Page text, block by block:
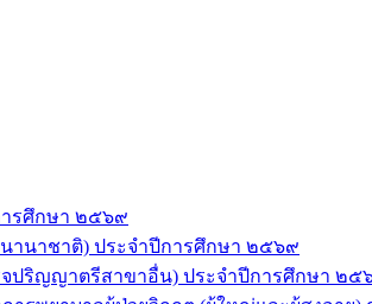
รศึกษา ๒๕๖๙
านาชาติ) ประจำปีการศึกษา ๒๕๖๙
ปริญญาตรีสาขาอื่น) ประจำปีการศึกษา ๒๕